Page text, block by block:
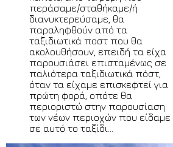
περάσαμε/σταθήκαμε/ή
διανυκτερεύσαμε, θα
παραληφθούν από τα
ταξιδιωτικά ποστ που θα
ακολουθήσουν, επειδή τα είχα
παρουσιάσει επισταμένως σε
παλιότερα ταξιδιωτικά πόστ,
όταν τα είχαμε επισκεφτεί για
πρώτη φορά, οπότε θα
περιοριστώ στην παρουσίαση
των νέων περιοχών που είδαμε
σε αυτό το ταξίδι...